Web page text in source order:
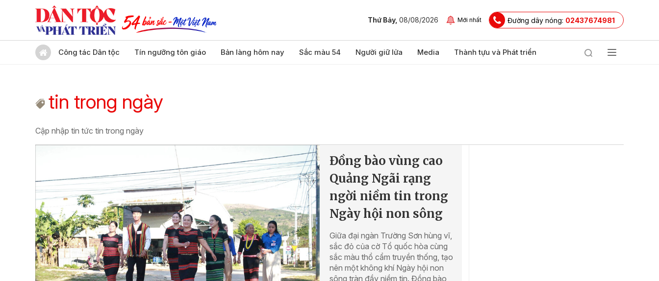
Thứ Bảy, 08/08/2026 Mới nhất Đường dây nóng: 02437674981
Công tác Dân tộc Tín ngưỡng tôn giáo Bản làng hôm nay Sắc màu 54 Người giữ lửa Media Thành tựu và Phát triển
tin trong ngày
Cập nhập tin tức tin trong ngày
Đồng bào vùng cao
Quảng Ngãi rạng
ngời niềm tin trong
Ngày hội non sông
Giữa đại ngàn Trường Sơn hùng vĩ,
sắc đỏ của cờ Tổ quốc hòa cùng
sắc màu thổ cẩm truyền thống, tạo
nên một không khí Ngày hội non
sông tràn đầy niềm tin. Đồng bào